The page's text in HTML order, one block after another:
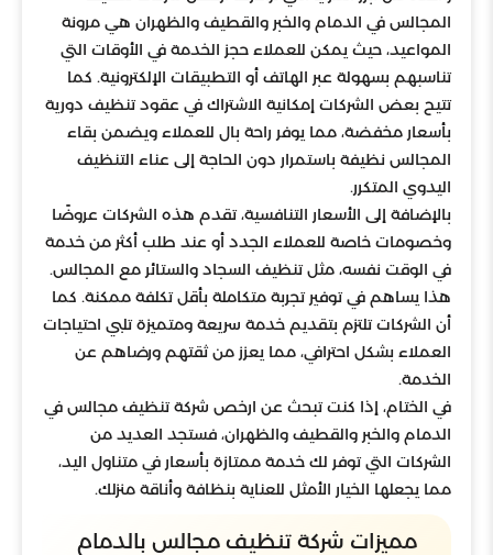
المجالس في الدمام والخبر والقطيف والظهران هي مرونة
المواعيد، حيث يمكن للعملاء حجز الخدمة في الأوقات التي
تناسبهم بسهولة عبر الهاتف أو التطبيقات الإلكترونية. كما
تتيح بعض الشركات إمكانية الاشتراك في عقود تنظيف دورية
بأسعار مخفضة، مما يوفر راحة بال للعملاء ويضمن بقاء
المجالس نظيفة باستمرار دون الحاجة إلى عناء التنظيف
اليدوي المتكرر.
بالإضافة إلى الأسعار التنافسية، تقدم هذه الشركات عروضًا
وخصومات خاصة للعملاء الجدد أو عند طلب أكثر من خدمة
في الوقت نفسه، مثل تنظيف السجاد والستائر مع المجالس.
هذا يساهم في توفير تجربة متكاملة بأقل تكلفة ممكنة. كما
أن الشركات تلتزم بتقديم خدمة سريعة ومتميزة تلبي احتياجات
العملاء بشكل احترافي، مما يعزز من ثقتهم ورضاهم عن
الخدمة.
في الختام، إذا كنت تبحث عن ارخص شركة تنظيف مجالس في
الدمام والخبر والقطيف والظهران، فستجد العديد من
الشركات التي توفر لك خدمة ممتازة بأسعار في متناول اليد،
مما يجعلها الخيار الأمثل للعناية بنظافة وأناقة منزلك.
مميزات شركة تنظيف مجالس بالدمام